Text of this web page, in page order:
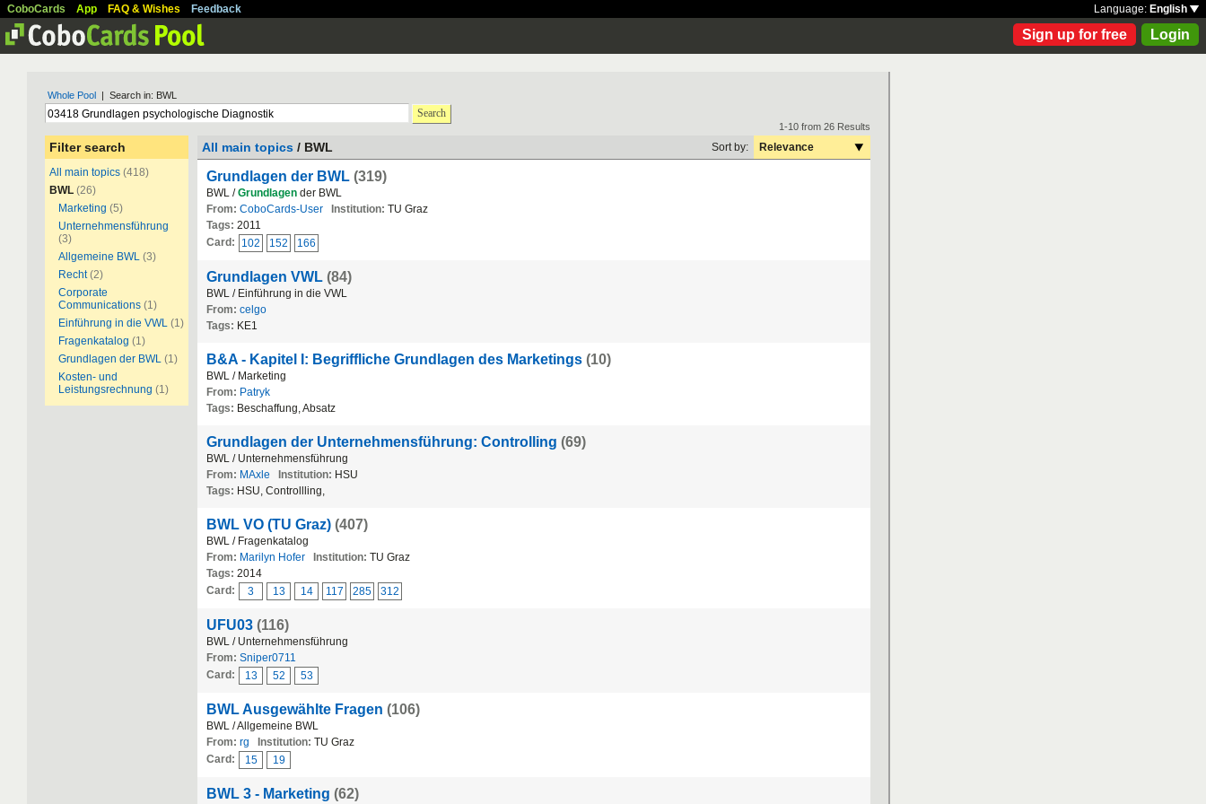
CoboCards App FAQ & Wishes Feedback Language: English
Sign up for free Login
Whole Pool | Search in: BWL
Search
Filter search
All main topics (418)
BWL (26)
Marketing (5)
Unternehmensführung
(3)
Allgemeine BWL (3)
Recht (2)
Corporate
Communications (1)
Einführung in die VWL (1)
Fragenkatalog (1)
Grundlagen der BWL (1)
Kosten- und
Leistungsrechnung (1)
1-10 from 26 Results
All main topics / BWL Sort by: Relevance
Grundlagen der BWL (319)
BWL /Grundlagen der BWL
From: CoboCards-User Institution: TU Graz
Tags: 2011
Card:
102 152 166
Grundlagen VWL (84)
BWL / Einführung in die VWL
From: celgo
Tags: KE1
B&A - Kapitel I: Begriffliche Grundlagen des Marketings (10)
BWL / Marketing
From: Patryk
Tags: Beschaffung, Absatz
Grundlagen der Unternehmensführung: Controlling (69)
BWL / Unternehmensführung
From: MAxle Institution: HSU
Tags: HSU, Controllling,
BWL VO (TU Graz) (407)
BWL / Fragenkatalog
From: Marilyn Hofer Institution: TU Graz
Tags: 2014
Card:
3 13 14 117 285 312
UFU03 (116)
BWL / Unternehmensführung
From: Sniper0711
Card:
13 52 53
BWL Ausgewählte Fragen (106)
BWL / Allgemeine BWL
From: rg Institution: TU Graz
Card:
15 19
BWL 3 - Marketing (62)